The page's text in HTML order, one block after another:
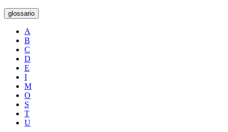
glossario
A
B
C
D
E
I
M
O
S
T
U